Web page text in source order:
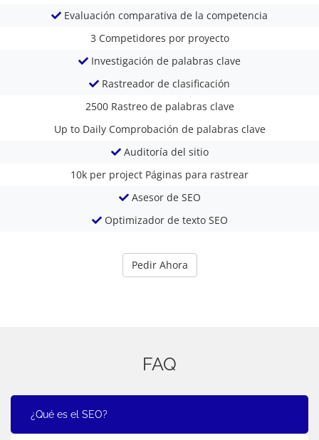
Evaluación comparativa de la competencia
3 Competidores por proyecto
Investigación de palabras clave
Rastreador de clasificación
2500 Rastreo de palabras clave
Up to Daily Comprobación de palabras clave
Auditoría del sitio
10k per project Páginas para rastrear
Asesor de SEO
Optimizador de texto SEO
Pedir Ahora
FAQ
¿Qué es el SEO?